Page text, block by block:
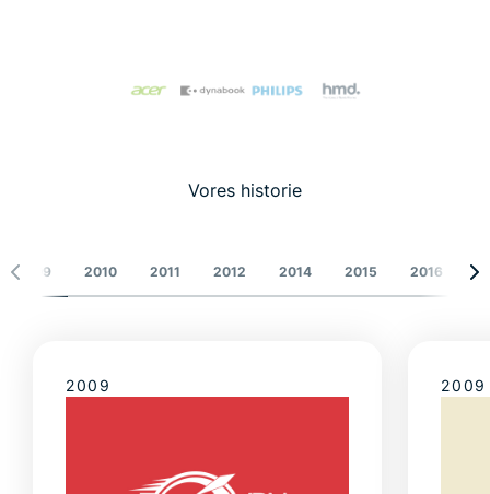
Vores historie
2009 2010 2011 2012 2014 2015 2016
2009 2009